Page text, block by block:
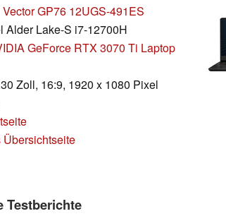
Vector GP76 12UGS-491ES
Alder Lake-S i7-12700H
GeForce RTX 3070 Ti Laptop
Zoll, 16:9, 1920 x 1080 Pixel
Übersichtseite
Testberichte